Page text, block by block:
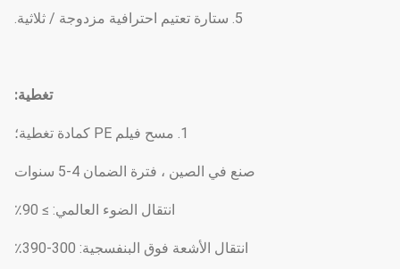
5. ستارة تعتيم احترافية مزدوجة / ثلاثية.
تغطية:
1. مسح فيلم PE كمادة تغطية؛
صنع في الصين ، فترة الضمان 4-5 سنوات
انتقال الضوء العالمي: ≥ 90٪
انتقال الأشعة فوق البنفسجية: 300-390٪